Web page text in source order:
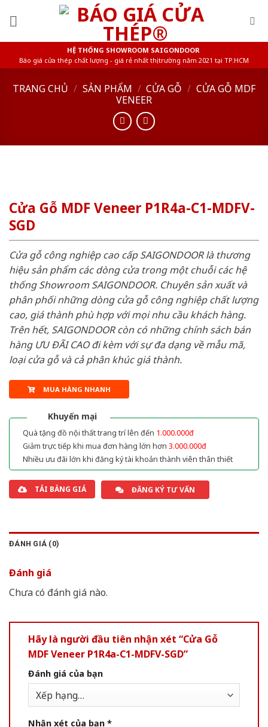
HỆ THỐNG SHOWROOM SAIGONDOOR
Báo giá cửa thép chất lượng - giá rẻ nhất thị trường năm 2021 tại TP.HCM
TRANG CHỦ / SẢN PHẨM / CỬA GỖ / CỬA GỖ MDF
VENEER
Cửa Gỗ MDF Veneer P1R4a-C1-MDFV-
SGD
Cửa gỗ công nghiệp cao cấp SAIGONDOOR là thương
hiệu sản phẩm các dòng cửa trong một chuỗi các hệ
thống Showroom SAIGONDOOR. Chuyên sản xuất và
phân phối những dòng cửa gỗ công nghiệp chất lượng
cao, giá thành phù hợp với mọi nhu cầu khách hàng.
Trên hết, SAIGONDOOR còn có những chính sách bán
hàng ƯU ĐÃI CAO đi kèm với sự đa dạng về mẫu mã,
loại cửa gỗ và cả phân khúc giá thành.
MUA HÀNG NHANH
Khuyến mại
Quà tặng đồ nội thất trang trí lên đến 1.000.000đ
Giảm trực tiếp khi mua đơn hàng lớn hơn 3.000.000đ
Nhiều ưu đãi lớn khi đăng ký tài khoản thành viên thân thiết
TẢI BẢNG GIÁ ĐĂNG KÝ TƯ VẤN
ĐÁNH GIÁ (0)
Đánh giá
Chưa có đánh giá nào.
Hãy là người đầu tiên nhận xét “Cửa Gỗ
MDF Veneer P1R4a-C1-MDFV-SGD”
Đánh giá của bạn
Nhận xét của bạn *